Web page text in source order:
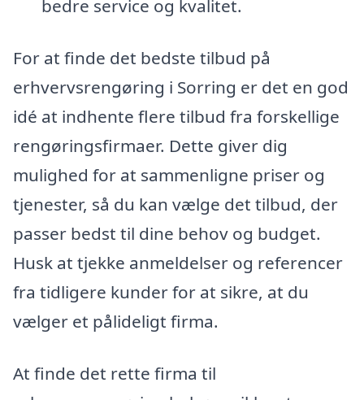
bedre service og kvalitet.
For at finde det bedste tilbud på
erhvervsrengøring i Sorring er det en god
idé at indhente flere tilbud fra forskellige
rengøringsfirmaer. Dette giver dig
mulighed for at sammenligne priser og
tjenester, så du kan vælge det tilbud, der
passer bedst til dine behov og budget.
Husk at tjekke anmeldelser og referencer
fra tidligere kunder for at sikre, at du
vælger et pålideligt firma.
At finde det rette firma til